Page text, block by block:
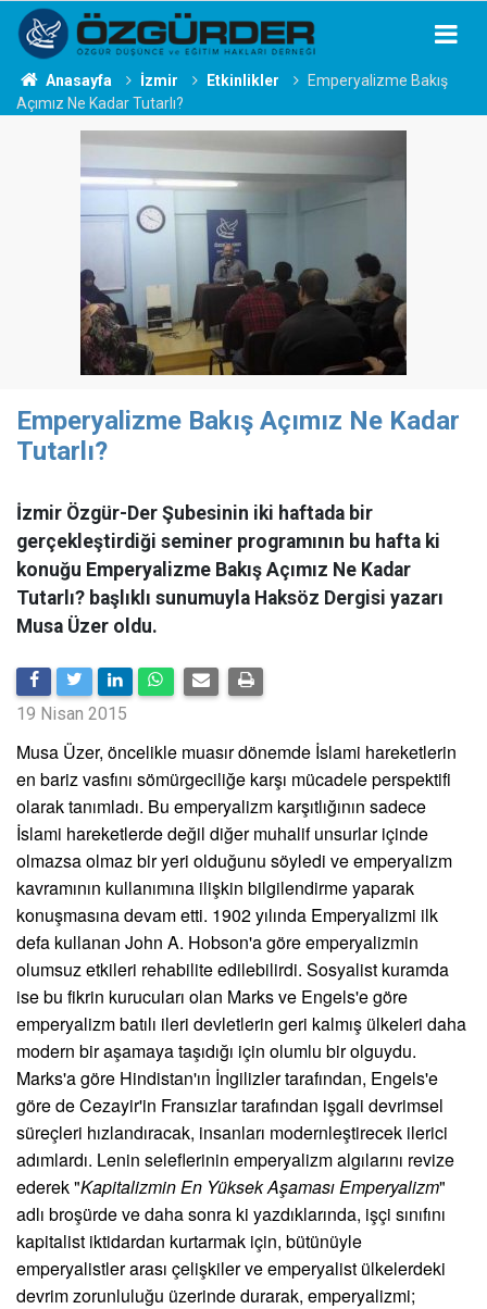
Anasayfa İzmir Etkinlikler
Emperyalizme Bakış
Açımız Ne Kadar Tutarlı?
Emperyalizme Bakış Açımız Ne Kadar
Tutarlı?
İzmir Özgür-Der Şubesinin iki haftada bir
gerçekleştirdiği seminer programının bu hafta ki
konuğu Emperyalizme Bakış Açımız Ne Kadar
Tutarlı? başlıklı sunumuyla Haksöz Dergisi yazarı
Musa Üzer oldu.
19 Nisan 2015
Musa Üzer, öncelikle muasır dönemde İslami hareketlerin
en bariz vasfını sömürgeciliğe karşı mücadele perspektifi
olarak tanımladı. Bu emperyalizm karşıtlığının sadece
İslami hareketlerde değil diğer muhalif unsurlar içinde
olmazsa olmaz bir yeri olduğunu söyledi ve emperyalizm
kavramının kullanımına ilişkin bilgilendirme yaparak
konuşmasına devam etti. 1902 yılında Emperyalizmi ilk
defa kullanan John A. Hobson'a göre emperyalizmin
olumsuz etkileri rehabilite edilebilirdi. Sosyalist kuramda
ise bu fikrin kurucuları olan Marks ve Engels'e göre
emperyalizm batılı ileri devletlerin geri kalmış ülkeleri daha
modern bir aşamaya taşıdığı için olumlu bir olguydu.
Marks'a göre Hindistan'ın İngilizler tarafından, Engels'e
göre de Cezayir'in Fransızlar tarafından işgali devrimsel
süreçleri hızlandıracak, insanları modernleştirecek ilerici
adımlardı. Lenin seleflerinin emperyalizm algılarını revize
ederek "Kapitalizmin En Yüksek Aşaması Emperyalizm"
adlı broşürde ve daha sonra ki yazdıklarında, işçi sınıfını
kapitalist iktidardan kurtarmak için, bütünüyle
emperyalistler arası çelişkiler ve emperyalist ülkelerdeki
devrim zorunluluğu üzerinde durarak, emperyalizmi;